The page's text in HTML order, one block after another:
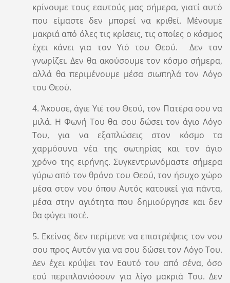
κρίνουμε τους εαυτούς μας σήμερα, γιατί αυτό
που είμαστε δεν μπορεί να κριθεί. Μένουμε
μακριά από όλες τις κρίσεις, τις οποίες ο κόσμος
έχει κάνει για τον Υιό του Θεού. Δεν τον
γνωρίζει. Δεν θα ακούσουμε τον κόσμο σήμερα,
αλλά θα περιμένουμε μέσα σιωπηλά τον Λόγο
του Θεού.
4. Άκουσε, άγιε Υιέ του Θεού, τον Πατέρα σου να
μιλά. Η Φωνή Του θα σου δώσει τον άγιο Λόγο
Του, για να εξαπλώσεις στον κόσμο τα
χαρμόσυνα νέα της σωτηρίας και τον άγιο
χρόνο της ειρήνης. Συγκεντρωνόμαστε σήμερα
γύρω από τον θρόνο του Θεού, τον ήσυχο χώρο
μέσα στον νου όπου Αυτός κατοικεί για πάντα,
μέσα στην αγιότητα που δημιούργησε και δεν
θα φύγει ποτέ.
5. Εκείνος δεν περίμενε να επιστρέψεις τον νου
σου προς Αυτόν για να σου δώσει τον Λόγο Του.
Δεν έχει κρύψει τον Εαυτό του από σένα, όσο
εσύ περιπλανιόσουν για λίγο μακριά Του. Δεν